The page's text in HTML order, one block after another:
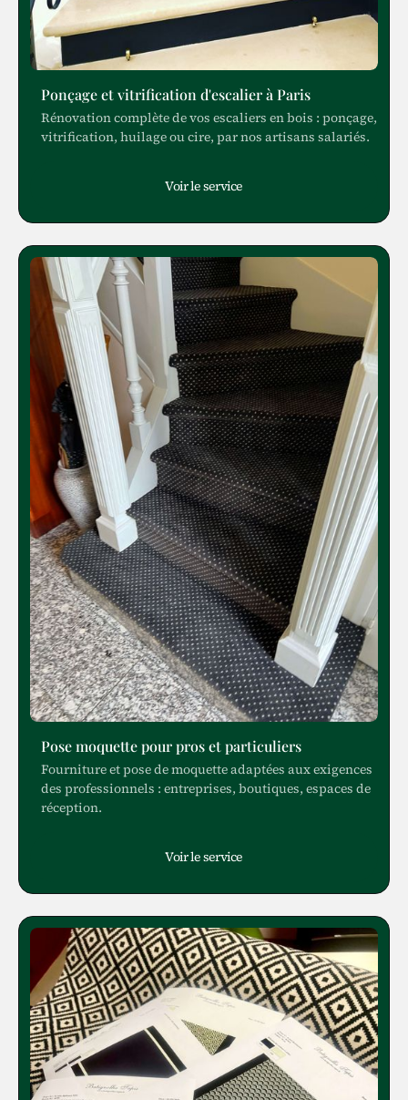
Ponçage et vitrification d'escalier à Paris
Rénovation complète de vos escaliers en bois : ponçage,
vitrification, huilage ou cire, par nos artisans salariés.
Voir le service
Pose moquette pour pros et particuliers
Fourniture et pose de moquette adaptées aux exigences
des professionnels : entreprises, boutiques, espaces de
réception.
Voir le service